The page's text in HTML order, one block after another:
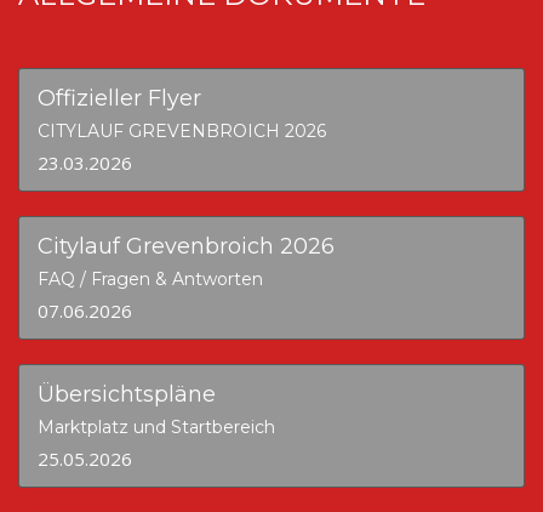
Offizieller Flyer
CITYLAUF GREVENBROICH 2026
23.03.2026
Citylauf Grevenbroich 2026
FAQ / Fragen & Antworten
07.06.2026
Übersichtspläne
Marktplatz und Startbereich
25.05.2026